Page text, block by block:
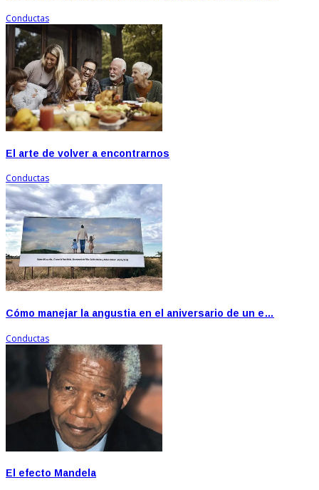
Conductas
El arte de volver a encontrarnos
Conductas
Cómo manejar la angustia en el aniversario de un e…
Conductas
El efecto Mandela